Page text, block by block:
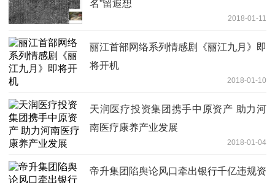
名”留遐想
2018-01-11
丽江首部网络系列情感剧《丽江九月》即
将开机
2018-01-10
天润医疗投资集团携手中原资产 助力河
南医疗康养产业发展
2018-01-04
帝升集团陷舆论风口牵出银行千亿违规资